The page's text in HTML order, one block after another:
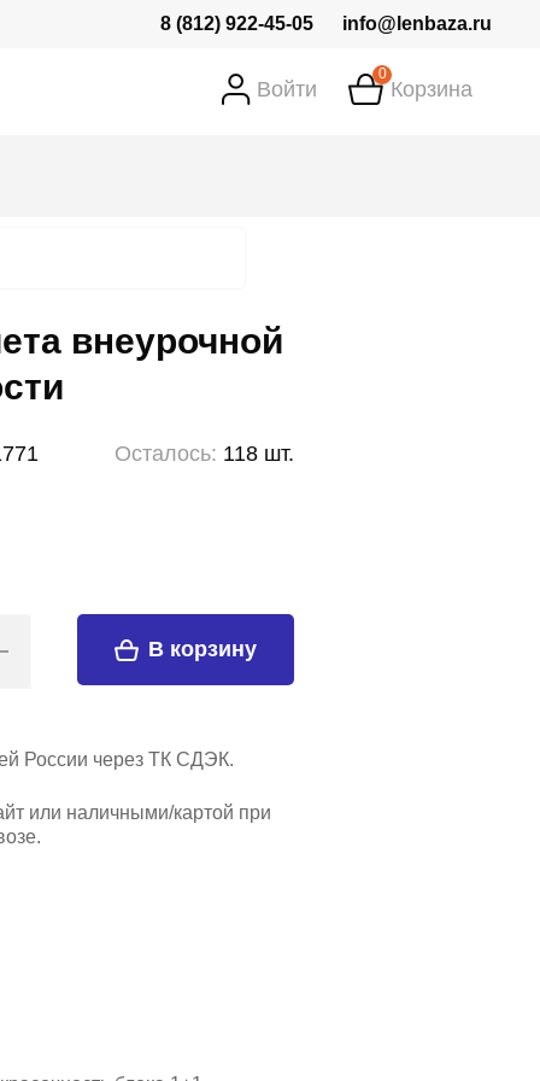
8 (812) 922-45-05 info@lenbaza.ru
Войти Корзина
0
внеурочной
Осталось: 118 шт.
В корзину
России через ТК СДЭК.
или наличными/картой при